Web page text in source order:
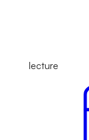
lecture